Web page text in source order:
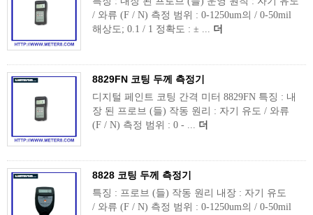
/ 와류 (F / N) 측정 범위 : 0-1250um의 / 0-50mil
해상도; 0.1 / 1 정확도 : ± ... 더
8829FN 코팅 두께 측정기
디지털 페인트 코팅 간격 미터 8829FN 특징 : 내
장 된 프로브 (들) 작동 원리 : 자기 유도 / 와류
(F / N) 측정 범위 : 0 - ... 더
8828 코팅 두께 측정기
특징 : 프로브 (들) 작동 원리 내장 : 자기 유도
/ 와류 (F / N) 측정 범위 : 0-1250um의 / 0-50mil